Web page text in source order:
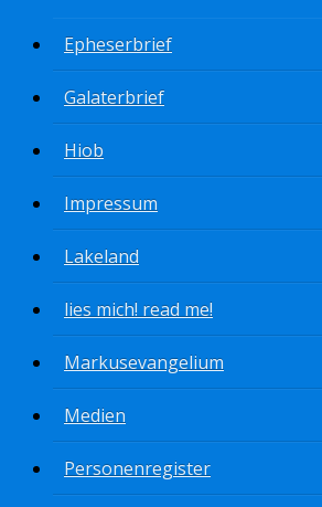
Epheserbrief
Galaterbrief
Hiob
Impressum
Lakeland
lies mich! read me!
Markusevangelium
Medien
Personenregister